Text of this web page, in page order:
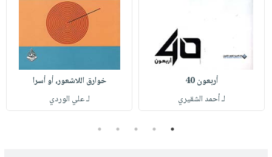
أربعون 40
لـ أحمد الشقيري
خوارق اللاشعور، أو أسرا
لـ علي الوردي
1
2
3
4
5